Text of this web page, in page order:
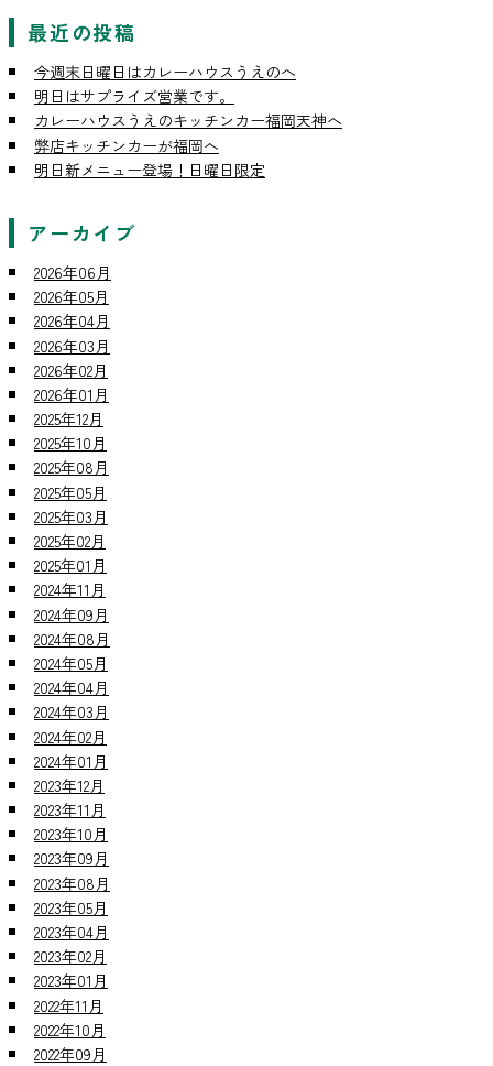
最近の投稿
今週末日曜日はカレーハウスうえのへ
明日はサプライズ営業です。
カレーハウスうえのキッチンカー福岡天神へ
弊店キッチンカーが福岡へ
明日新メニュー登場！日曜日限定
アーカイブ
2026年06月
2026年05月
2026年04月
2026年03月
2026年02月
2026年01月
2025年12月
2025年10月
2025年08月
2025年05月
2025年03月
2025年02月
2025年01月
2024年11月
2024年09月
2024年08月
2024年05月
2024年04月
2024年03月
2024年02月
2024年01月
2023年12月
2023年11月
2023年10月
2023年09月
2023年08月
2023年05月
2023年04月
2023年02月
2023年01月
2022年11月
2022年10月
2022年09月